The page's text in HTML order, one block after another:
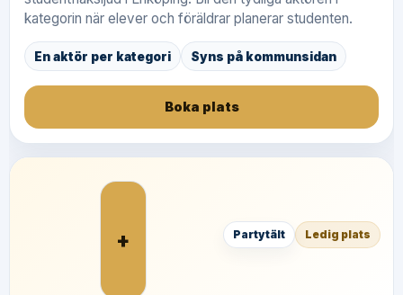
kategorin när elever och föräldrar planerar studenten.
En aktör per kategori Syns på kommunsidan
Boka plats
+ Partytält Ledig plats